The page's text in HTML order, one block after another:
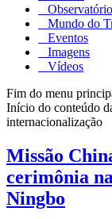
Observatório
Mundo do
Eventos
Imagens
Vídeos
Fim do menu
Início do conteúdo
internacionalização
Missão
cerimônia
Ningbo